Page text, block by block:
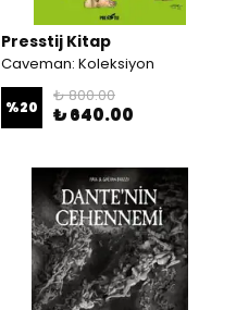
Presstij Kitap
Caveman: Koleksiyon
%20
₺ 800.00
₺ 640.00